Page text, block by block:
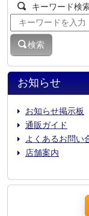
お知らせ
お知らせ掲示板
通販ガイド
よくあるお問い
店舗案内
キーワード検
検索